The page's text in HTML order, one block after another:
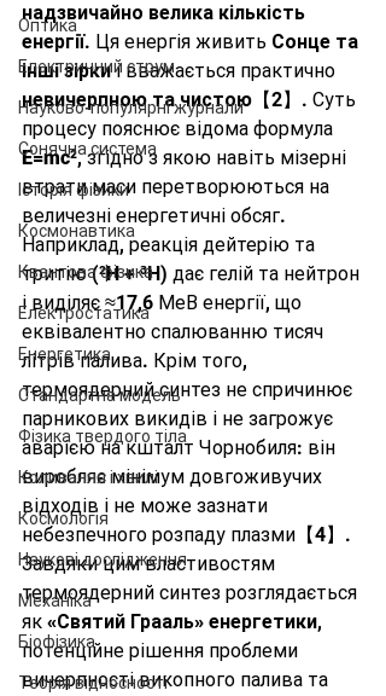
Оптика
Електричний струм
Науково-популярні журнали
Сонячна система
Історія фізики
Космонавтика
Квантова фізика
Електростатика
Енергетика
Стандартна модель
Фізика твердого тіла
Коливання і хвилі
Космологія
Наукові дослідження
Механіка
Біофізика
Теорія відносності
надзвичайно велика кількість
енергії. Ця енергія живить Сонце та
інші зірки і вважається практично
невичерпною та чистою 【2】. Суть
процесу пояснює відома формула
E=mc², згідно з якою навіть мізерні
втрати маси перетворюються на
величезні енергетичні обсяг.
Наприклад, реакція дейтерію та
тритію (²H + ³H) дає гелій та нейтрон
і виділяє ≈17,6 МеВ енергії, що
еквівалентно спалюванню тисяч
літрів палива. Крім того,
термоядерний синтез не спричинює
парникових викидів і не загрожує
аварією на кшталт Чорнобиля: він
виробляє мінімум довгоживучих
відходів і не може зазнати
небезпечного розпаду плазми【4】.
Завдяки цим властивостям
термоядерний синтез розглядається
як «Святий Грааль» енергетики,
потенційне рішення проблеми
вичерпності викопного палива та